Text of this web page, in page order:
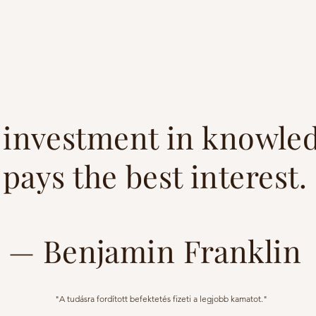
in
pays the best interest.
— Benjamin Franklin
"A tudásra fordított befektetés fizeti a legjobb kamatot."